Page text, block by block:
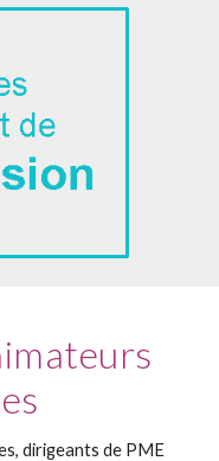
dirigeants de PME